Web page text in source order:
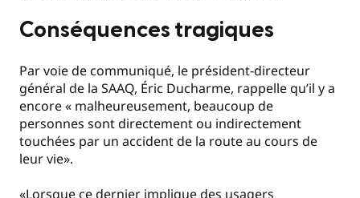
Conséquences tragiques
Par voie de communiqué, le président-directeur
général de la SAAQ, Éric Ducharme, rappelle qu’il y a
encore « malheureusement, beaucoup de
personnes sont directement ou indirectement
touchées par un accident de la route au cours de
leur vie».
«Lorsque ce dernier implique des usagers